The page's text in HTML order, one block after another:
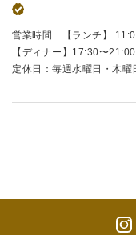
営業時間 【ランチ】
【ディナー】17:30〜
定休日：毎週水曜日・木曜